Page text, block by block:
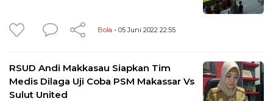
Bola - 05 Juni 2022 22:55
RSUD Andi Makkasau Siapkan Tim
Medis Dilaga Uji Coba PSM Makassar Vs
Sulut United